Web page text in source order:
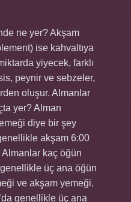
ne yer? Akşam
ise kahvaltıya
yiyecek, farklı
peynir ve sebzeler,
oluşur. Almanlar
yer? Alman
diye bir şey
akşam 6:00
Almanlar kaç öğün
üç ana öğün
ve akşam yemeği.
genellikle üç ana